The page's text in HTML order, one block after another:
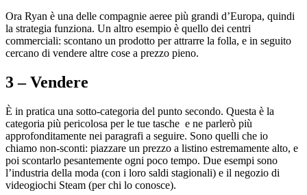
Ora Ryan è una delle compagnie aeree più grandi d’Europa, quindi
la strategia funziona. Un altro esempio è quello dei centri
commerciali: scontano un prodotto per attrarre la folla, e in seguito
cercano di vendere altre cose a prezzo pieno.
3 – Vendere
È in pratica una sotto-categoria del punto secondo. Questa è la
categoria più pericolosa per le tue tasche e ne parlerò più
approfonditamente nei paragrafi a seguire. Sono quelli che io
chiamo non-sconti: piazzare un prezzo a listino estremamente alto, e
poi scontarlo pesantemente ogni poco tempo. Due esempi sono
l’industria della moda (con i loro saldi stagionali) e il negozio di
videogiochi Steam (per chi lo conosce).